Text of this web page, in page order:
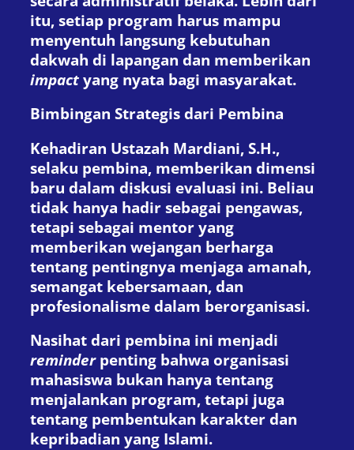
itu, setiap program harus mampu
menyentuh langsung kebutuhan
dakwah di lapangan dan memberikan
impact yang nyata bagi masyarakat.
Bimbingan Strategis dari Pembina
Kehadiran Ustazah Mardiani, S.H.,
selaku pembina, memberikan dimensi
baru dalam diskusi evaluasi ini. Beliau
tidak hanya hadir sebagai pengawas,
tetapi sebagai mentor yang
memberikan wejangan berharga
tentang pentingnya menjaga amanah,
semangat kebersamaan, dan
profesionalisme dalam berorganisasi.
Nasihat dari pembina ini menjadi
reminderpenting bahwa organisasi
mahasiswa bukan hanya tentang
menjalankan program, tetapi juga
tentang pembentukan karakter dan
kepribadian yang Islami.